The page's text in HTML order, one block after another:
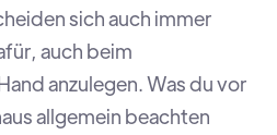
sich auch immer
auch beim
anzulegen. Was du vor
allgemein beachten